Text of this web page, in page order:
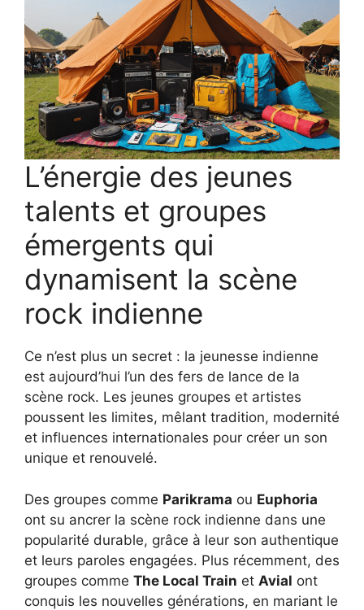
L’énergie des jeunes
talents et groupes
émergents qui
dynamisent la scène
rock indienne
Ce n’est plus un secret : la jeunesse indienne
est aujourd’hui l’un des fers de lance de la
scène rock. Les jeunes groupes et artistes
poussent les limites, mêlant tradition, modernité
et influences internationales pour créer un son
unique et renouvelé.
Des groupes comme Parikrama ou Euphoria
ont su ancrer la scène rock indienne dans une
popularité durable, grâce à leur son authentique
et leurs paroles engagées. Plus récemment, des
groupes comme The Local Train et Avial ont
conquis les nouvelles générations, en mariant le